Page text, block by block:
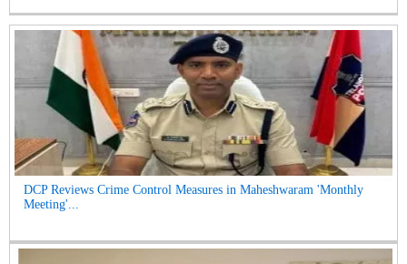
DCP Reviews Crime Control Measures in Maheshwaram 'Monthly
Meeting'...